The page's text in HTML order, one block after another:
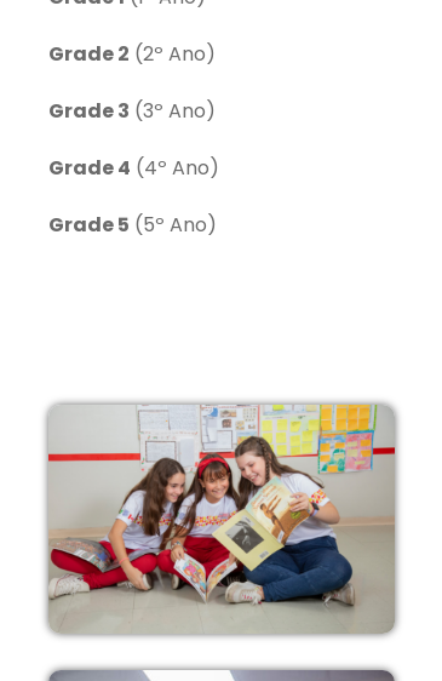
Grade 2 (2º Ano)
Grade 3 (3º Ano)
Grade 4 (4º Ano)
Grade 5 (5º Ano)